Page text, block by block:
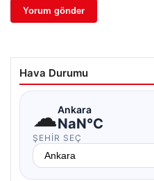
Hava Durumu
☁Ankara
NaN°C
ŞEHIR SEÇ